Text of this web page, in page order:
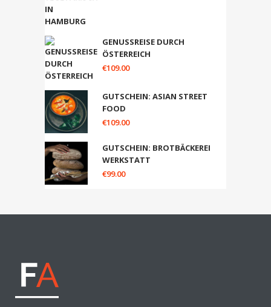
GENUSSREISE DURCH
ÖSTERREICH
€109.00
GUTSCHEIN: ASIAN STREET
FOOD
€109.00
GUTSCHEIN: BROTBÄCKEREI
WERKSTATT
€99.00